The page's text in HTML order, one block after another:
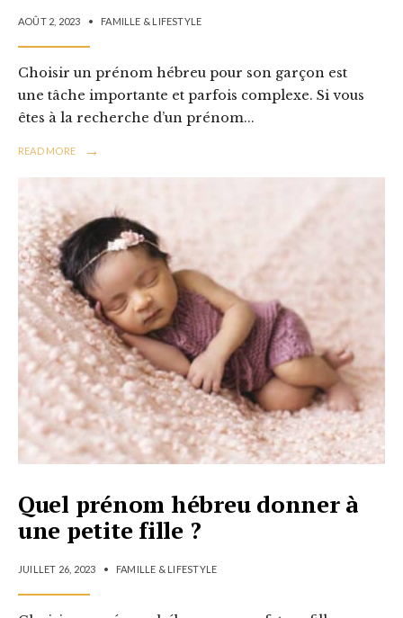
AOÛT 2, 2023 • FAMILLE & LIFESTYLE
Choisir un prénom hébreu pour son garçon est
une tâche importante et parfois complexe. Si vous
êtes à la recherche d’un prénom...
READ MORE →
Quel prénom hébreu donner à
une petite fille ?
JUILLET 26, 2023 • FAMILLE & LIFESTYLE